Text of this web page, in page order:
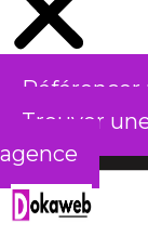
Trouver
agence